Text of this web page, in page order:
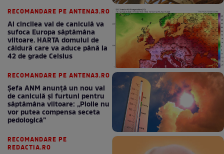
RECOMANDARE PE ANTENA3.RO
Al cincilea val de caniculă va
sufoca Europa săptămâna
viitoare. HARTA domului de
căldură care va aduce până la
42 de grade Celsius
RECOMANDARE PE ANTENA3.RO
Șefa ANM anunță un nou val
de caniculă și furtuni pentru
săptămâna viitoare: „Ploile nu
vor putea compensa seceta
pedologică”
RECOMANDARE PE
REDACTIA.RO